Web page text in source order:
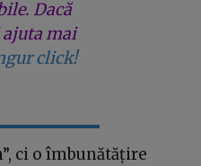
Dacă
ajuta mai
click!
ci o îmbunătățire